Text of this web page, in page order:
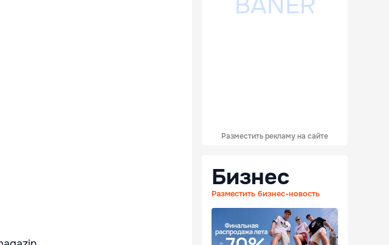
Разместить рекламу на сайте
Бизнес
Разместить бизнес-новость